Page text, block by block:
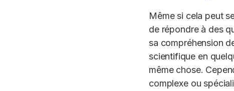
Même si cela peut
de répondre à des
sa compréhension
scientifique en
même chose.
complexe ou